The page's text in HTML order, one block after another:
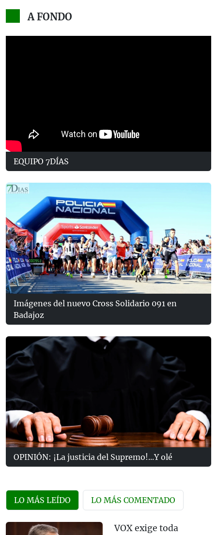
A FONDO
EQUIPO 7DÍAS
Imágenes del nuevo Cross Solidario 091 en
Badajoz
OPINIÓN: ¡La justicia del Supremo!...Y olé
LO MÁS LEÍDO LO MÁS COMENTADO
VOX exige toda